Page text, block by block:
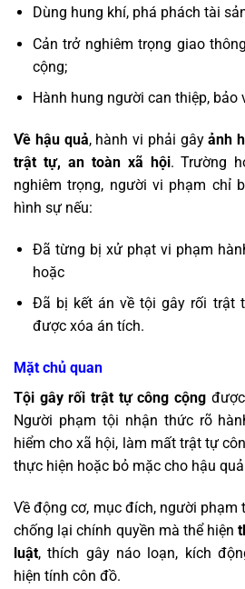
Dùng hung khí, phá phách tài
Cản trở nghiêm trọng giao
cộng;
Hành hung người can thiệp, bảo
Về hậu quả, hành vi phải gâyảnh
trật tự, an toàn xã hội. Trường
nghiêm trọng, người vi phạm chỉ
hình sự nếu:
Đã từng bị xử phạt vi phạm
hoặc
Đã bị kết án về tội gây rối trật
được xóa án tích.
Mặt chủ quan
Tội gây rối trật tự công cộng
Người phạm tội nhận thức rõ
hiểm cho xã hội, làm mất trật tự
thực hiện hoặc bỏ mặc cho hậu
Về động cơ, mục đích, người
chống lại chính quyền mà thể hiện
luật, thích gây náo loạn, kích
hiện tính côn đồ.